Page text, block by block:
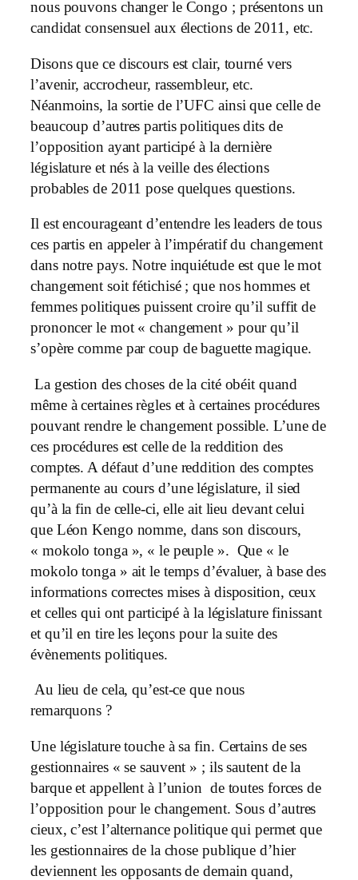
nous pouvons changer le Congo ; présentons un
candidat consensuel aux élections de 2011, etc.
Disons que ce discours est clair, tourné vers
l’avenir, accrocheur, rassembleur, etc.
Néanmoins, la sortie de l’UFC ainsi que celle de
beaucoup d’autres partis politiques dits de
l’opposition ayant participé à la dernière
législature et nés à la veille des élections
probables de 2011 pose quelques questions.
Il est encourageant d’entendre les leaders de tous
ces partis en appeler à l’impératif du changement
dans notre pays. Notre inquiétude est que le mot
changement soit fétichisé ; que nos hommes et
femmes politiques puissent croire qu’il suffit de
prononcer le mot « changement » pour qu’il
s’opère comme par coup de baguette magique.
La gestion des choses de la cité obéit quand
même à certaines règles et à certaines procédures
pouvant rendre le changement possible. L’une de
ces procédures est celle de la reddition des
comptes. A défaut d’une reddition des comptes
permanente au cours d’une législature, il sied
qu’à la fin de celle-ci, elle ait lieu devant celui
que Léon Kengo nomme, dans son discours,
« mokolo tonga », « le peuple ». Que « le
mokolo tonga » ait le temps d’évaluer, à base des
informations correctes mises à disposition, ceux
et celles qui ont participé à la législature finissant
et qu’il en tire les leçons pour la suite des
évènements politiques.
Au lieu de cela, qu’est-ce que nous
remarquons ?
Une législature touche à sa fin. Certains de ses
gestionnaires « se sauvent » ; ils sautent de la
barque et appellent à l’union de toutes forces de
l’opposition pour le changement. Sous d’autres
cieux, c’est l’alternance politique qui permet que
les gestionnaires de la chose publique d’hier
deviennent les opposants de demain quand,